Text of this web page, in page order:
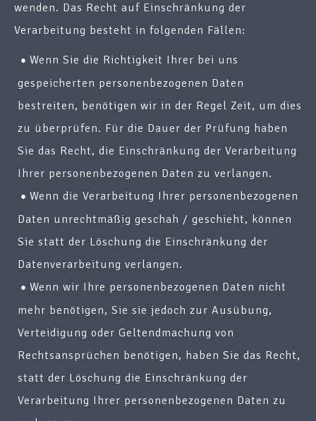
wenden. Das Recht auf Einschränkung der
Verarbeitung besteht in folgenden Fällen:
Wenn Sie die Richtigkeit Ihrer bei uns
gespeicherten personenbezogenen Daten
bestreiten, benötigen wir in der Regel Zeit, um dies
zu überprüfen. Für die Dauer der Prüfung haben
Sie das Recht, die Einschränkung der Verarbeitung
Ihrer personenbezogenen Daten zu verlangen.
Wenn die Verarbeitung Ihrer personenbezogenen
Daten unrechtmäßig geschah / geschieht, können
Sie statt der Löschung die Einschränkung der
Datenverarbeitung verlangen.
Wenn wir Ihre personenbezogenen Daten nicht
mehr benötigen, Sie sie jedoch zur Ausübung,
Verteidigung oder Geltendmachung von
Rechtsansprüchen benötigen, haben Sie das Recht,
statt der Löschung die Einschränkung der
Verarbeitung Ihrer personenbezogenen Daten zu